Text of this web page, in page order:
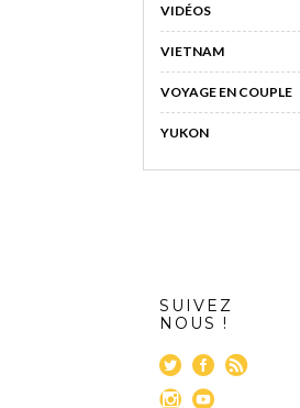
VIDÉOS
VIETNAM
VOYAGE EN COUPLE
YUKON
SUIVEZ
NOUS !